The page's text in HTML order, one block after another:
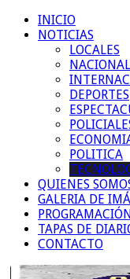
INICIO
NOTICIAS
LOCALES
DEPORTES
POLITICA
QUIENES
GALERIA DE
TAPAS DE
CONTACTO